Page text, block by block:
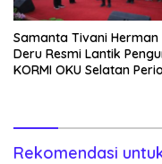
Samanta Tivani Herman
Deru Resmi Lantik
KORMI OKU Selatan
Rekomendasi